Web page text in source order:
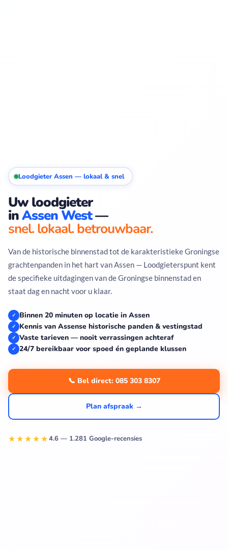
Loodgieter Assen — lokaal & snel
Uw loodgieter
inAssen West—
snel. lokaal. betrouwbaar.
Van de historische binnenstad tot de karakteristieke Groningse
grachtenpanden in het hart van Assen — Loodgieterspunt kent
de specifieke uitdagingen van de Groningse binnenstad en
staat dag en nacht voor u klaar.
✓ Binnen 20 minuten op locatie in Assen
✓ Kennis van Assense historische panden & vestingstad
✓ Vaste tarieven — nooit verrassingen achteraf
✓ 24/7 bereikbaar voor spoed én geplande klussen
📞 Bel direct: 085 303 8307
Plan afspraak →
★★★★★4.6 — 1.281 Google-recensies